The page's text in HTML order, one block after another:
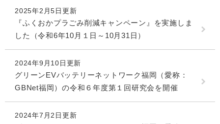
2025年2月5日更新
『ふくおかプラごみ削減キャンペーン』を実施しま
した（令和6年10月１日～10月31日）
2024年9月10日更新
グリーンEVバッテリーネットワーク福岡（愛称：
GBNet福岡）の令和６年度第１回研究会を開催
2024年7月2日更新